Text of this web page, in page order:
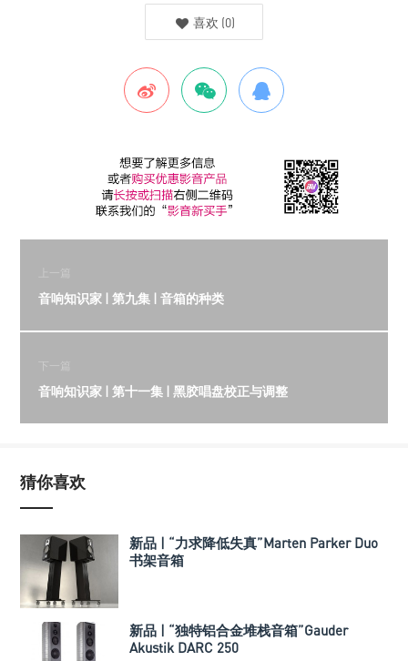
喜欢 (0)
上一篇
音响知识家 | 第九集 | 音箱的种类
下一篇
音响知识家 | 第十一集 | 黑胶唱盘校正与调整
猜你喜欢
新品 | “力求降低失真”Marten Parker Duo
书架音箱
新品 | “独特铝合金堆栈音箱”Gauder
Akustik DARC 250